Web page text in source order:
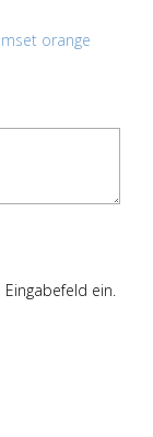
orange
ein.